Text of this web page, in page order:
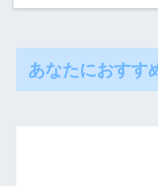
あなたにおすす